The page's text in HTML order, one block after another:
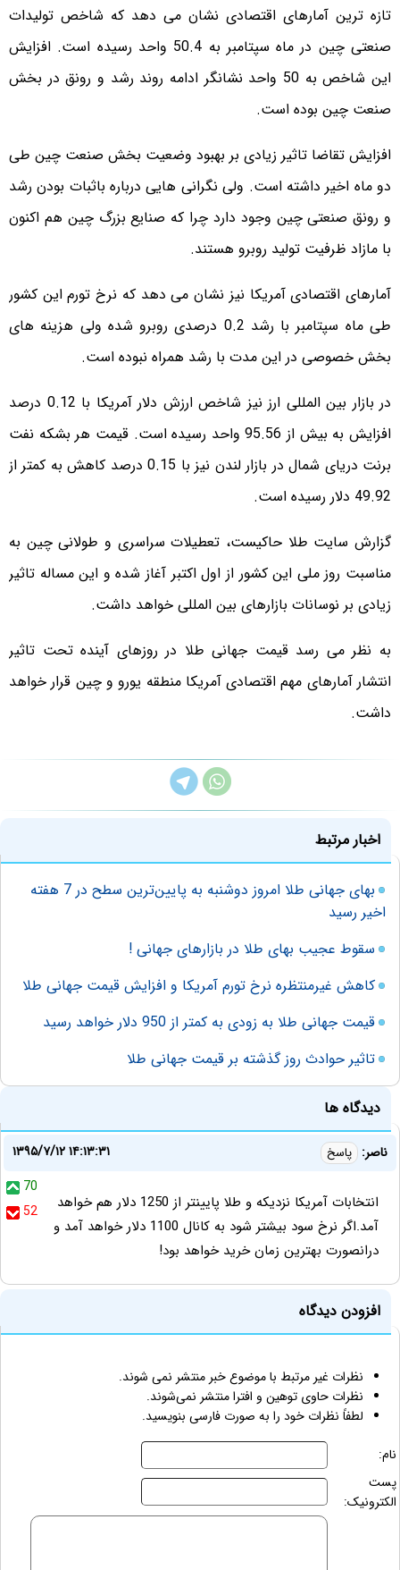
تازه ترین آمارهای اقتصادی نشان می دهد که شاخص تولیدات
صنعتی چین در ماه سپتامبر به 50.4 واحد رسیده است. افزایش
این شاخص به 50 واحد نشانگر ادامه روند رشد و رونق در بخش
صنعت چین بوده است.
افزایش تقاضا تاثیر زیادی بر بهبود وضعیت بخش صنعت چین طی
دو ماه اخیر داشته است. ولی نگرانی هایی درباره باثبات بودن رشد
و رونق صنعتی چین وجود دارد چرا که صنایع بزرگ چین هم اکنون
با مازاد ظرفیت تولید روبرو هستند.
آمارهای اقتصادی آمریکا نیز نشان می دهد که نرخ تورم این کشور
طی ماه سپتامبر با رشد 0.2 درصدی روبرو شده ولی هزینه های
بخش خصوصی در این مدت با رشد همراه نبوده است.
در بازار بین المللی ارز نیز شاخص ارزش دلار آمریکا با 0.12 درصد
افزایش به بیش از 95.56 واحد رسیده است. قیمت هر بشکه نفت
برنت دریای شمال در بازار لندن نیز با 0.15 درصد کاهش به کمتر از
49.92 دلار رسیده است.
گزارش سایت طلا حاکیست، تعطیلات سراسری و طولانی چین به
مناسبت روز ملی این کشور از اول اکتبر آغاز شده و این مساله تاثیر
زیادی بر نوسانات بازارهای بین المللی خواهد داشت.
به نظر می رسد قیمت جهانی طلا در روزهای آینده تحت تاثیر
انتشار آمارهای مهم اقتصادی آمریکا منطقه یورو و چین قرار خواهد
داشت.
اخبار مرتبط
بهای جهانی طلا امروز دوشنبه به پایین‌ترین سطح در 7 هفته
اخیر رسید
سقوط عجیب بهای طلا در بازارهای جهانی !
کاهش غیرمنتظره نرخ تورم آمریکا و افزایش قیمت جهانی طلا
قیمت جهانی طلا به زودی به کمتر از 950 دلار خواهد رسید
تاثیر حوادث روز گذشته بر قیمت جهانی طلا
دیدگاه ها
ناصر: پاسخ
۱۳۹۵/۷/۱۲ ۱۴:۱۳:۳۱
70
52
انتخابات آمریکا نزدیکه و طلا پایینتر از 1250 دلار هم خواهد
آمد.اگر نرخ سود بیشتر شود به کانال 1100 دلار خواهد آمد و
درانصورت بهترین زمان خرید خواهد بود!
افزودن دیدگاه
نظرات غیر مرتبط با موضوع خبر منتشر نمی شوند.
نظرات حاوی توهین و افترا منتشر نمی‌شوند.
لطفاً نظرات خود را به صورت فارسی بنویسید.
نام:
پست
الکترونیک: